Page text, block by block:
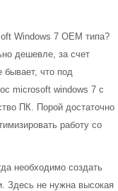
Windows 7 OEM типа?
дешевле, за счет
бывает, что под
microsoft windows 7 с
ПК. Порой достаточно
работу со
необходимо создать
Здесь не нужна высокая